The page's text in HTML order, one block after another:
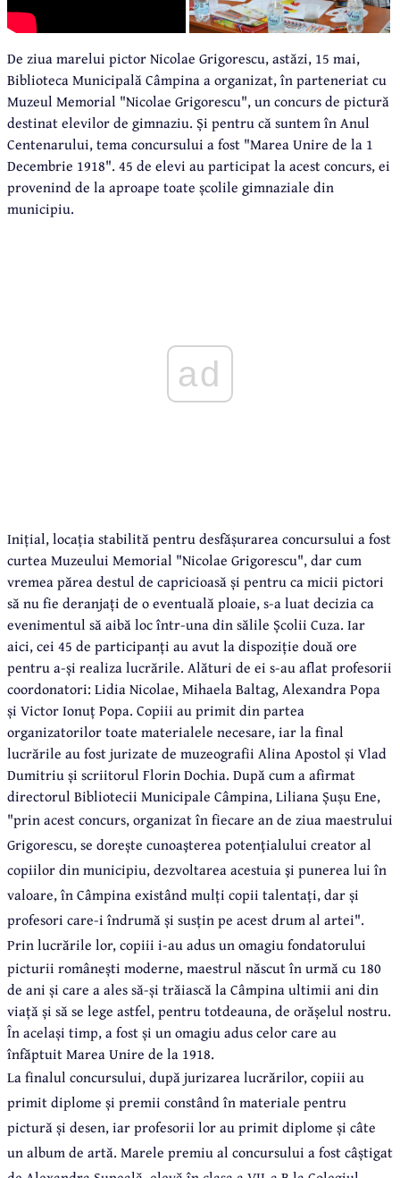
De ziua marelui pictor Nicolae Grigorescu, astăzi, 15 mai,
Biblioteca Municipală Câmpina a organizat, în parteneriat cu
Muzeul Memorial "Nicolae Grigorescu", un concurs de pictură
destinat elevilor de gimnaziu. Și pentru că suntem în Anul
Centenarului, tema concursului a fost "Marea Unire de la 1
Decembrie 1918". 45 de elevi au participat la acest concurs, ei
provenind de la aproape toate școlile gimnaziale din
municipiu.
ad
Inițial, locația stabilită pentru desfășurarea concursului a fost
curtea Muzeului Memorial "Nicolae Grigorescu", dar cum
vremea părea destul de capricioasă și pentru ca micii pictori
să nu fie deranjați de o eventuală ploaie, s-a luat decizia ca
evenimentul să aibă loc într-una din sălile Școlii Cuza. Iar
aici, cei 45 de participanți au avut la dispoziție două ore
pentru a-și realiza lucrările. Alături de ei s-au aflat profesorii
coordonatori: Lidia Nicolae, Mihaela Baltag, Alexandra Popa
și Victor Ionuț Popa. Copiii au primit din partea
organizatorilor toate materialele necesare, iar la final
lucrările au fost jurizate de muzeografii Alina Apostol și Vlad
Dumitriu și scriitorul Florin Dochia. După cum a afirmat
directorul Bibliotecii Municipale Câmpina, Liliana Șușu Ene,
"prin acest concurs, organizat în fiecare an de ziua maestrului
Grigorescu, se dorește cunoaşterea potenţialului creator al
copiilor din municipiu, dezvoltarea acestuia şi punerea lui în
valoare, în Câmpina existând mulți copii talentați, dar și
profesori care-i îndrumă și susțin pe acest drum al artei".
Prin lucrările lor, copiii i-au adus un omagiu fondatorului
picturii românești moderne, maestrul născut în urmă cu 180
de ani și care a ales să-și trăiască la Câmpina ultimii ani din
viață și să se lege astfel, pentru totdeauna, de orășelul nostru.
În același timp, a fost și un omagiu adus celor care au
înfăptuit Marea Unire de la 1918.
La finalul concursului, după jurizarea lucrărilor, copiii au
primit diplome și premii constând în materiale pentru
pictură și desen, iar profesorii lor au primit diplome și câte
un album de artă. Marele premiu al concursului a fost câștigat